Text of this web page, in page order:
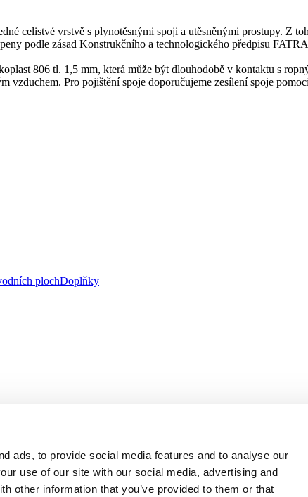
ads, to provide social media features and to analyse our
use of our site with our social media, advertising and
other information that you’ve provided to them or that
celistvé vrstvě s plynotěsnými spoji a utěsněnými prostupy. Z
podle zásad Konstrukčního a technologického předpisu
806 tl. 1,5 mm, která může být dlouhodobě v kontaktu s
Pro pojištění spoje doporučujeme zesílení spoje
plochDoplňky